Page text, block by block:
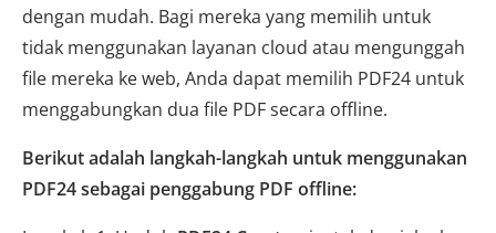
dengan mudah. Bagi mereka yang memilih untuk
tidak menggunakan layanan cloud atau mengunggah
file mereka ke web, Anda dapat memilih PDF24 untuk
menggabungkan dua file PDF secara offline.
Berikut adalah langkah-langkah untuk menggunakan
PDF24 sebagai penggabung PDF offline: